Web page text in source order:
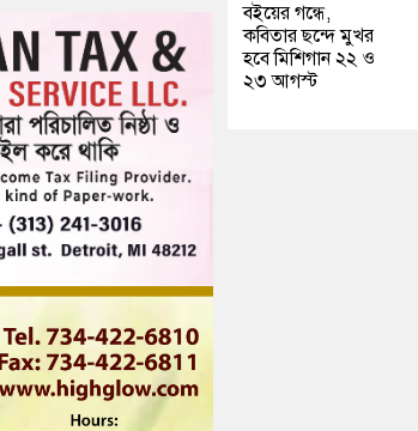
বইয়ের গন্ধে,
কবিতার ছন্দে মুখর
হবে মিশিগান ২২ ও
২৩ আগস্ট